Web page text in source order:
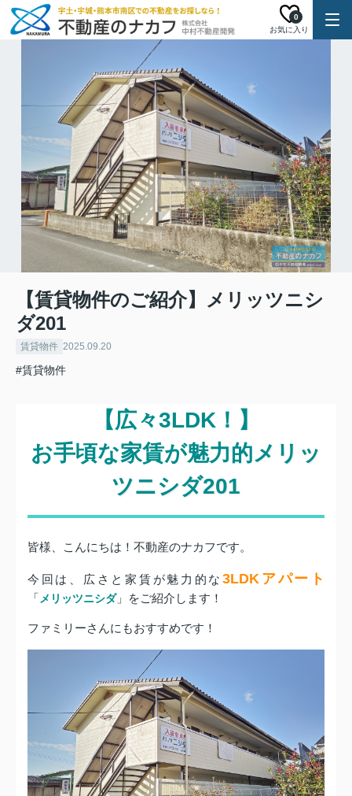
お気に入り
0
【賃貸物件のご紹介】メリッツニシ
ダ201
賃貸物件 2025.09.20
#賃貸物件
【広々3LDK！】
お手頃な家賃が魅力的メリッ
ツニシダ201
皆様、こんにちは！不動産のナカフです。
今回は、広さと家賃が魅力的な3LDKアパート
「 メリッツニシダ」をご紹介します！
ファミリーさんにもおすすめです！